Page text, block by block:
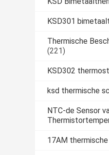
KSD301
Thermische
(221)
KSD302
ksd thermische
NTC-de Sensor
17AM